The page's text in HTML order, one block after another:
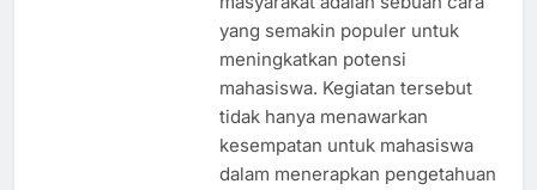
yang semakin populer untuk
meningkatkan potensi
mahasiswa. Kegiatan tersebut
tidak hanya menawarkan
kesempatan untuk mahasiswa
dalam menerapkan pengetahuan